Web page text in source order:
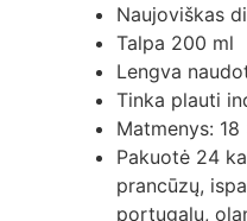
Naujoviškas
Talpa 200 ml
Lengva
Tinka plauti
Matmenys:
Pakuotė 24
prancūzų,
portugalų,